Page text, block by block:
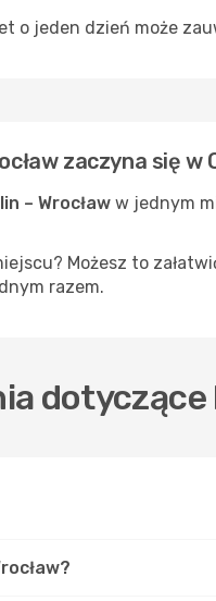
o jeden dzień może
zaczyna się w
– Wrocław w jednym
Możesz to
razem.
dotyczące